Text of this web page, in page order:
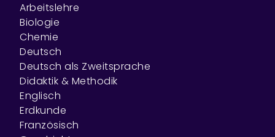
Arbeitslehre
Biologie
Chemie
Deutsch
Deutsch als Zweitsprache
Didaktik & Methodik
Englisch
Erdkunde
Französisch